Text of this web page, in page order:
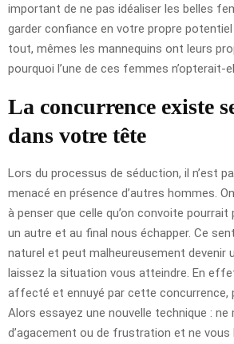
important de ne pas idéaliser les belles
garder confiance en votre propre
tout, mêmes les mannequins ont leurs
pourquoi l’une de ces femmes n’opterait-
La concurrence existe
dans votre tête
Lors du processus de séduction, il n’est
menacé en présence d’autres hommes.
à penser que celle qu’on convoite
un autre et au final nous échapper. Ce
naturel et peut malheureusement devenir
laissez la situation vous atteindre. En
affecté et ennuyé par cette concurrence,
Alors essayez une nouvelle technique :
d’agacement ou de frustration et ne vous